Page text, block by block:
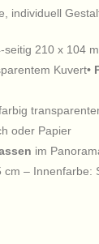
individuell
seitig 210 x 104
Kuvert•
oder Papier
im
cm – Innenfarbe: